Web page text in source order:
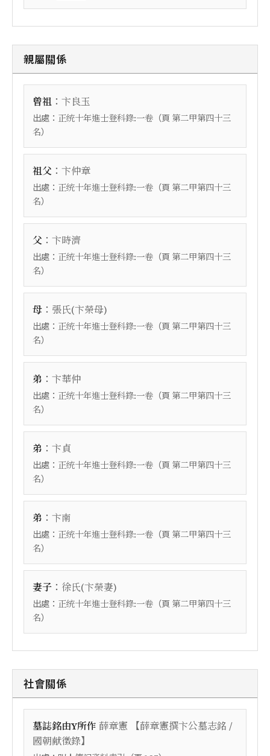
親屬關係
曾祖 ： 卞良玉
出處： 正统十年進士登科錄:一卷 （頁 第二甲第四十三
名）
祖父 ： 卞仲章
出處： 正统十年進士登科錄:一卷 （頁 第二甲第四十三
名）
父 ： 卞時濟
出處： 正统十年進士登科錄:一卷 （頁 第二甲第四十三
名）
母 ： 張氏(卞榮母)
出處： 正统十年進士登科錄:一卷 （頁 第二甲第四十三
名）
弟 ： 卞華仲
出處： 正统十年進士登科錄:一卷 （頁 第二甲第四十三
名）
弟 ： 卞貞
出處： 正统十年進士登科錄:一卷 （頁 第二甲第四十三
名）
弟 ： 卞南
出處： 正统十年進士登科錄:一卷 （頁 第二甲第四十三
名）
妻子 ： 徐氏(卞榮妻)
出處： 正统十年進士登科錄:一卷 （頁 第二甲第四十三
名）
社會關係
墓誌銘由Y所作 薛章憲 【薛章憲撰卞公墓志銘 /
國朝献徵錄】